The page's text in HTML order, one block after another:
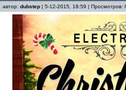
автор: dubstep | 5-12-2015, 18:59 | Просмотров: